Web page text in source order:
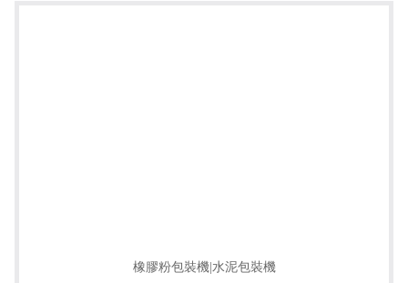
橡膠粉包裝機|水泥包裝機